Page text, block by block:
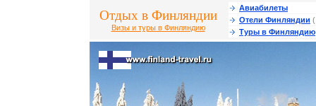
Отдых в Финляндии
Визы и туры в Финляндию
Авиабилеты
Отели Финляндии
Туры в Финляндию